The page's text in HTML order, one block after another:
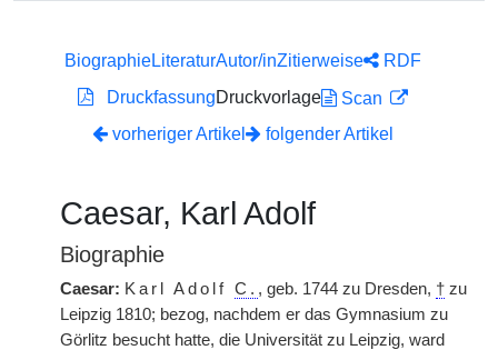
BiographieLiteraturAutor/inZitierweise
RDF
DruckfassungDruckvorlage
Scan
vorheriger Artikel
folgender Artikel
Caesar, Karl Adolf
Biographie
Caesar: Karl Adolf C. , geb. 1744 zu Dresden, †zu
Leipzig 1810; bezog, nachdem er das Gymnasium zu
Görlitz besucht hatte, die Universität zu Leipzig, ward